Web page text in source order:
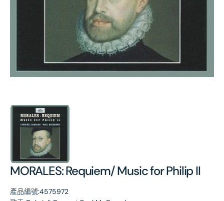
MORALES: Requiem/ Music for Philip II
產品編號:4575972
簿
中
開
啟
第
1
張